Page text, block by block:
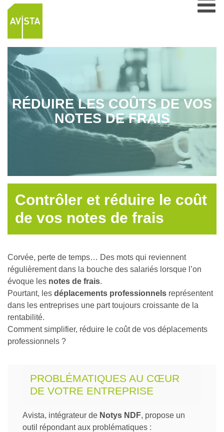
RÉDUIRE LES COÛTS DE VOS
NOTES DE FRAIS
Contrôler et réduire le coût
de vos notes de frais
Corvée, perte de temps… Des mots qui reviennent
régulièrement dans la bouche des salariés lorsque l’on
évoque les notes de frais.
Pourtant, les déplacements professionnels représentent
dans les entreprises une part toujours croissante de la
rentabilité.
Comment simplifier, réduire le coût de vos déplacements
professionnels ?
PROBLÉMATIQUES AU CŒUR
DE VOTRE ENTREPRISE
Avista, intégrateur de Notys NDF, propose un
outil répondant aux problématiques :